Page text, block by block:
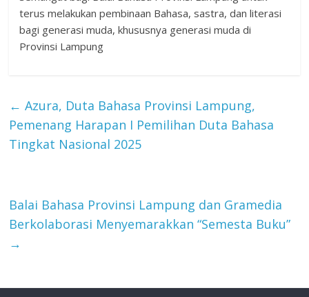
terus melakukan pembinaan Bahasa, sastra, dan literasi
bagi generasi muda, khususnya generasi muda di
Provinsi Lampung
← Azura, Duta Bahasa Provinsi Lampung,
Pemenang Harapan I Pemilihan Duta Bahasa
Tingkat Nasional 2025
Balai Bahasa Provinsi Lampung dan Gramedia
Berkolaborasi Menyemarakkan “Semesta Buku”
→